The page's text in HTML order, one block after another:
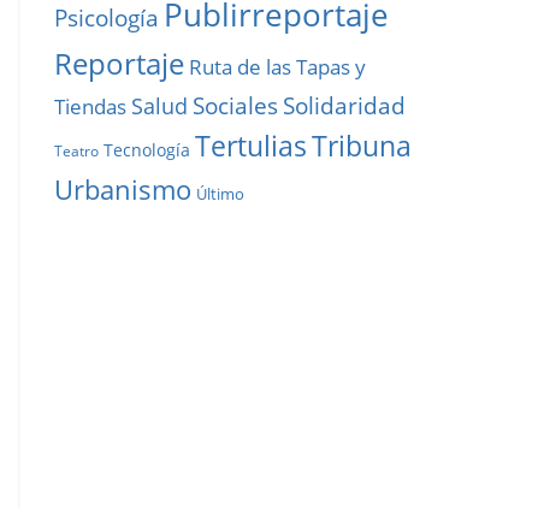
Psicología Publirreportaje
Reportaje Ruta de las Tapas y
Tiendas Salud SocialesSolidaridad
Teatro Tecnología TertuliasTribuna
Urbanismo Último